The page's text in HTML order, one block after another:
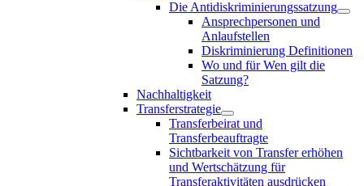
Die Antidiskriminierungssatzung
Ansprechpersonen und
Anlaufstellen
Diskriminierung Definitionen
Wo und für Wen gilt die
Satzung?
Nachhaltigkeit
Transferstrategie
Transferbeirat und
Transferbeauftragte
Sichtbarkeit von Transfer erhöhen
und Wertschätzung für
Transferaktivitäten ausdrücken